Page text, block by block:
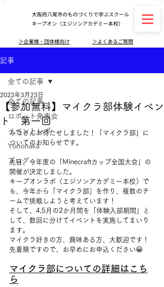
大阪府八尾市のものづくりで学ぶスクール
キープオン（エジソンアカデミー本校）
＞よくあるご質問
＞企業様・団体様向け
記事
全ての記事
ロボット発表会
イベントレポ
Yononaka
ブログ
全ての記事
【参加無料】マイクラ部体験イベン
ト 第一回
2023年3月23日
みなさんお待たせしました！「マイクラ部」に
ついてのお知らせです。
先日、今年度の「Minecraftカップ全国大会」の
開催が決定しました。
キープオンラボ（エジソンアカデミー本校）で
も、今年から「マイクラ部」を作り、複数のチ
ームで挑戦しようと考えています！
そして、4,5月の2か月間を「体験入部期間」と
して、数回に分けてイベントを実施してまいり
ます。
マイクラ好きの方、興味ある方、大歓迎です！
先着順ですので、お早めにお申込ください😀
マイクラ部についての詳細はこち
ら